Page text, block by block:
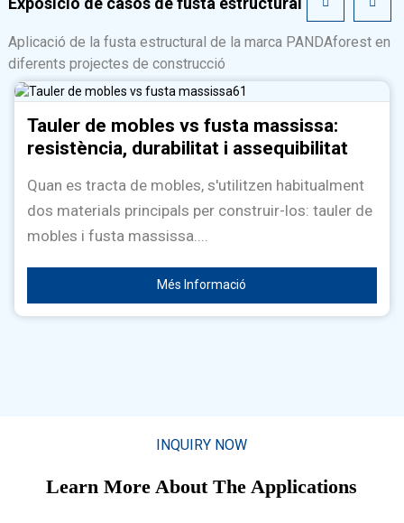
Aplicació de la fusta estructural de la marca PANDAforest en
diferents projectes de construcció
Tauler de mobles vs fusta massissa:
resistència, durabilitat i assequibilitat
Quan es tracta de mobles, s'utilitzen habitualment
dos materials principals per construir-los: tauler de
mobles i fusta massissa....
Més Informació
INQUIRY NOW
Learn More About The Applications